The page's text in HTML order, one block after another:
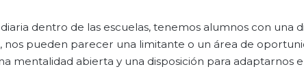
dentro de las escuelas, tenemos alumnos con una
nos pueden parecer una limitante o un área de
mentalidad abierta y una disposición para adaptarnos